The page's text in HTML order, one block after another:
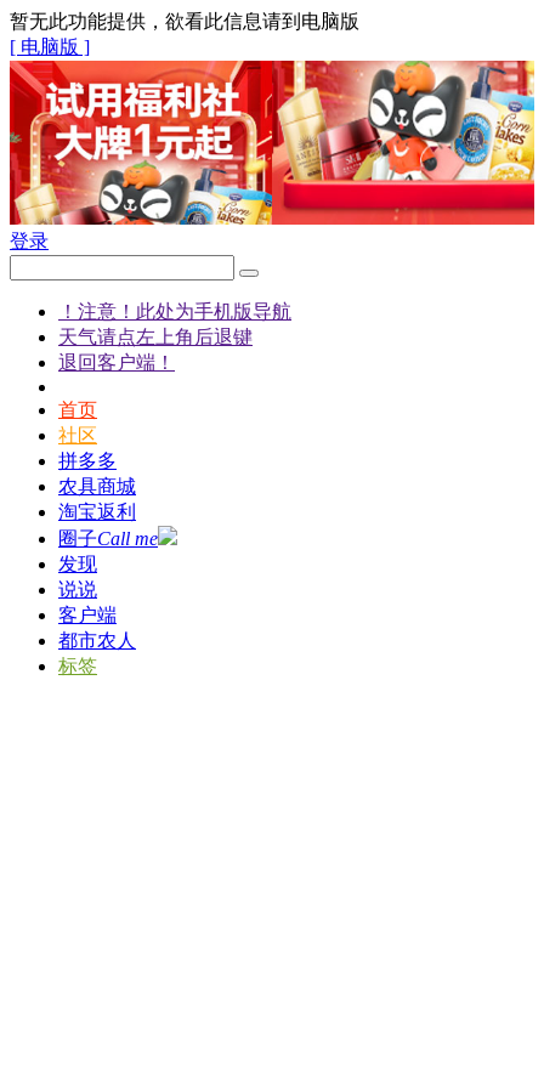
暂无此功能提供，欲看此信息请到电脑版
[ 电脑版 ]
登录
！注意！此处为手机版导航
天气请点左上角后退键
退回客户端！
首页
社区
拼多多
农具商城
淘宝返利
圈子Call me
发现
说说
客户端
都市农人
标签